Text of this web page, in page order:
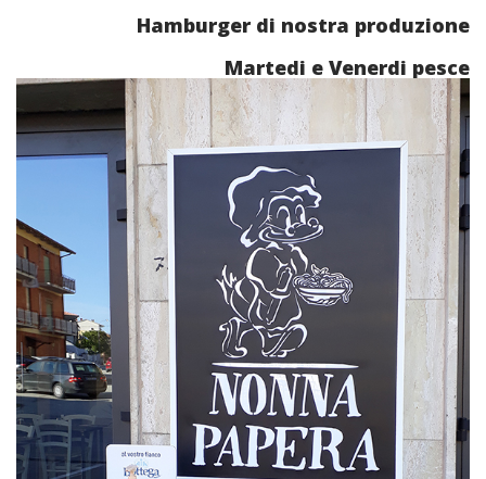
Hamburger di nostra produzione
Martedi e Venerdi pesce